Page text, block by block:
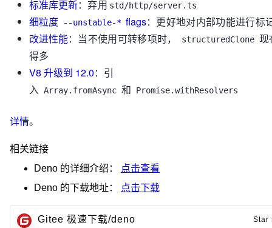
标准库更新：弃用 std/http/server.ts
细粒度 --unstable-* flags：更好地对内部功能进行标
改进性能：当不使用可转移项时， structuredClone 现
得多
V8 升级到 12.0：引
入 Array.fromAsync 和 Promise.withResolvers
详情。
相关链接
Deno 的详细介绍：
点击查看
Deno 的下载地址： 点击下载
Gitee 极速下载/deno Star